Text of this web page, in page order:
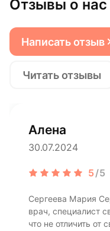
Отзывы о нас
Написать отзыв
Читать отзывы
Алена
30.07.2024
5/5
Сергеева Мария
врач, специалист
что не отличить от